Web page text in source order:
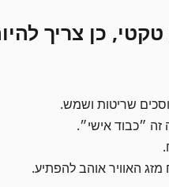
טקטי, כן צריך
שריטות ושמש.
זה ״כבוד אישי״.
האוויר אוהב להפתיע.